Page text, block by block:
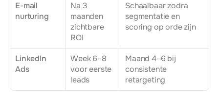
E-mail
nurturing
Na 3
maanden
zichtbare
ROI
Schaalbaar zodra
segmentatie en
scoring op orde zijn
LinkedIn
Ads
Week 6–8
voor eerste
leads
Maand 4–6 bij
consistente
retargeting